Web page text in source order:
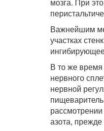
Важнейшим
участках
В то же
нервного
нервной
азота,